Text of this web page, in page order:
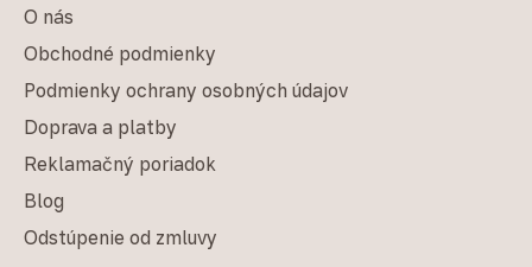
O nás
Obchodné podmienky
Podmienky ochrany osobných údajov
Doprava a platby
Reklamačný poriadok
Blog
Odstúpenie od zmluvy